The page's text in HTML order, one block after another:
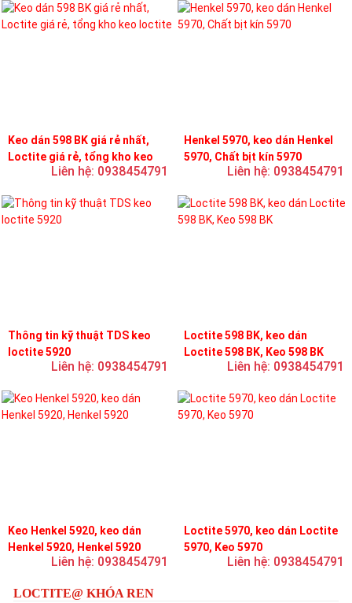
Keo dán 598 BK giá rẻ nhất,
Loctite giá rẻ, tổng kho keo
Liên hệ: 0938454791
Henkel 5970, keo dán Henkel
5970, Chất bịt kín 5970
Liên hệ: 0938454791
Thông tin kỹ thuật TDS keo
loctite 5920
Liên hệ: 0938454791
Loctite 598 BK, keo dán
Loctite 598 BK, Keo 598 BK
Liên hệ: 0938454791
Keo Henkel 5920, keo dán
Henkel 5920, Henkel 5920
Liên hệ: 0938454791
Loctite 5970, keo dán Loctite
5970, Keo 5970
Liên hệ: 0938454791
LOCTITE@ KHÓA REN